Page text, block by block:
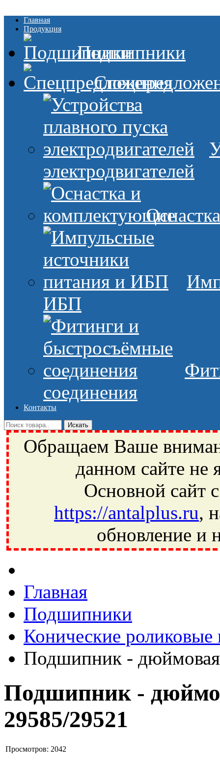
Главная
Продукция
Подшипники
электродвигателей
ИБП
соединения
Контакты
Обращаем Ваше
данном сайте не
Основной сайт
https://antalplus.ru,
обновление и
Ивантеевка, подшипники, пневматика, метизы, техника,
Главная
Подшипники
Конические
Подшипник - дюймовая
Подшипник -
29585/29521
Просмотров: 2042